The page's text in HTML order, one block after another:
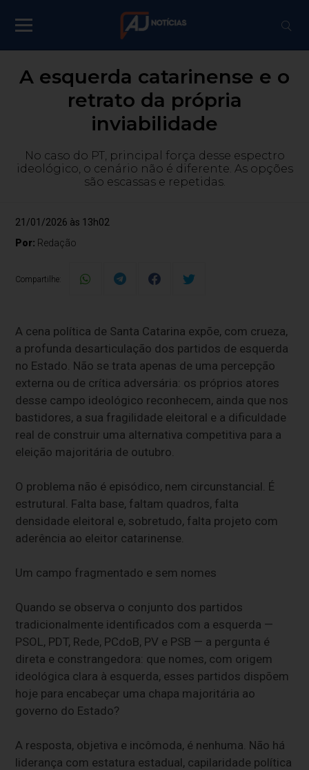
A esquerda catarinense e o
retrato da própria
inviabilidade
No caso do PT, principal força desse espectro
ideológico, o cenário não é diferente. As opções
são escassas e repetidas.
21/01/2026 às 13h02
Por: Redação
Compartilhe:
A cena política de Santa Catarina expõe, com crueza,
a profunda desarticulação dos partidos de esquerda
no Estado. Não se trata apenas de uma percepção
externa ou de crítica adversária: os próprios atores
desse campo ideológico reconhecem, ainda que nos
bastidores, a sua fragilidade eleitoral e a dificuldade
real de construir uma alternativa competitiva para a
eleição majoritária de outubro.
O problema não é episódico, nem circunstancial. É
estrutural. Falta base, faltam quadros, falta
densidade eleitoral e, sobretudo, falta projeto com
aderência ao eleitor catarinense.
Um campo fragmentado e sem nomes
Quando se observa o conjunto dos partidos
tradicionalmente identificados com a esquerda —
PSOL, PDT, Rede, PCdoB, PV e PSB — a pergunta é
direta e constrangedora: que nomes, com origem
ideológica clara à esquerda, esses partidos dispõem
hoje para encabeçar uma chapa majoritária ao
governo do Estado?
A resposta, objetiva e incômoda, é nenhuma. Não há
liderança com estatura estadual, capilaridade política